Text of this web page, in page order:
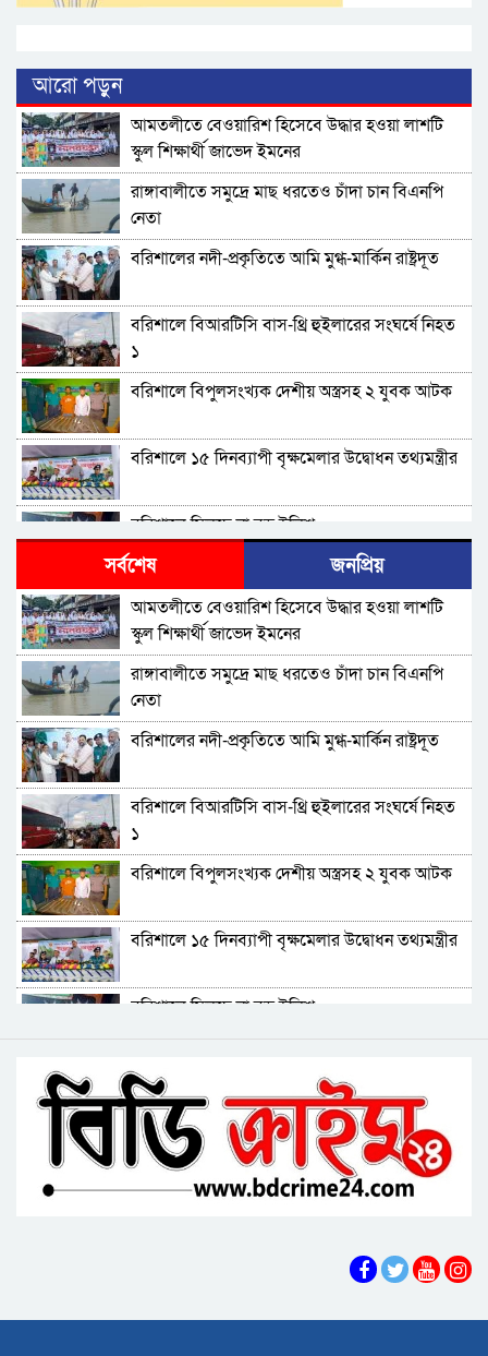
আরো পড়ুন
আমতলীতে বেওয়ারিশ হিসেবে উদ্ধার হওয়া লাশটি
স্কুল শিক্ষার্থী জাভেদ ইমনের
রাঙ্গাবালীতে সমু‌দ্রে মাছ ধরতেও চাঁদা চান বিএনপি
নেতা
বরিশালের নদী-প্রকৃতিতে আমি মুগ্ধ-মার্কিন রাষ্ট্রদূত
বরিশালে বিআরটিসি বাস-থ্রি হুইলারের সংঘর্ষে নিহত
১
বরিশালে বিপুলসংখ্যক দেশীয় অস্ত্রসহ ২ যুবক আটক
বরিশালে ১৫ দিনব্যাপী বৃক্ষমেলার উদ্বোধন তথ্যমন্ত্রীর
বরিশালে মিলছে না বড় ইলিশ
বিএনপি নেতাকর্মীদের ‘খাই খাই’ বন্ধের আহ্বান এমপি
জামালের
বরিশালে খাদ্যবান্ধব কর্মসূচির তালিকায় বিএনপি
নেতার স্ত্রীর নাম
বরিশালে পুকুরে ডুবে দেড় বছরের শিশুর মৃত্যু
বঙ্গোপসাগরের এক রূপচাঁদার দাম ৪ হাজার টাকায়
বরিশালে বাল্কহেডের ধাক্কায় সেতু ধস, চলাচল বন্ধ
বিএমপির ২২তম কমিশনার হিসেবে যোগ দিলেন আবু
রায়হান মুহম্মদ সালেহ
বরিশাল থেকে যেন কোনো রোগীকে ঢাকায় যেতে না
হাজার টাকা জরিমানা
সর্বশেষ জনপ্রিয়
আমতলীতে বেওয়ারিশ হিসেবে উদ্ধার হওয়া লাশটি
স্কুল শিক্ষার্থী জাভেদ ইমনের
রাঙ্গাবালীতে সমু‌দ্রে মাছ ধরতেও চাঁদা চান বিএনপি
নেতা
বরিশালের নদী-প্রকৃতিতে আমি মুগ্ধ-মার্কিন রাষ্ট্রদূত
বরিশালে বিআরটিসি বাস-থ্রি হুইলারের সংঘর্ষে নিহত
১
বরিশালে বিপুলসংখ্যক দেশীয় অস্ত্রসহ ২ যুবক আটক
বরিশালে ১৫ দিনব্যাপী বৃক্ষমেলার উদ্বোধন তথ্যমন্ত্রীর
বরিশালে মিলছে না বড় ইলিশ
বিএনপি নেতাকর্মীদের ‘খাই খাই’ বন্ধের আহ্বান এমপি
জামালের
বরিশালে খাদ্যবান্ধব কর্মসূচির তালিকায় বিএনপি
নেতার স্ত্রীর নাম
বঙ্গোপসাগরের এক রূপচাঁদার দাম ৪ হাজার টাকায়